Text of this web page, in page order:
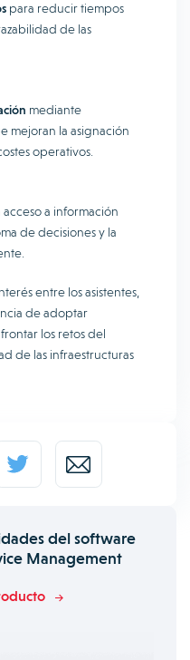
para reducir tiempos
de las
mediante
mejoran la asignación
operativos.
acceso a información
de decisiones y la
entre los asistentes,
de adoptar
los retos del
de las infraestructuras
del software
Management